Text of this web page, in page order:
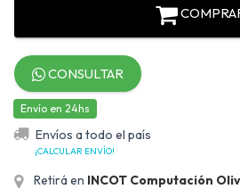
CONSULTAR
Envío en 24hs
Envíos a todo el país
¡CALCULAR ENVÍO!
Retirá en INCOT Computación